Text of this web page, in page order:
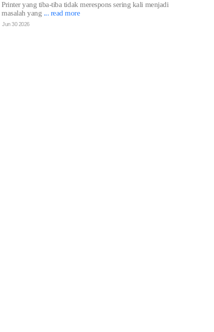
Printer yang tiba-tiba tidak merespons sering kali menjadi
masalah yang ... read more
Jun 30 2026